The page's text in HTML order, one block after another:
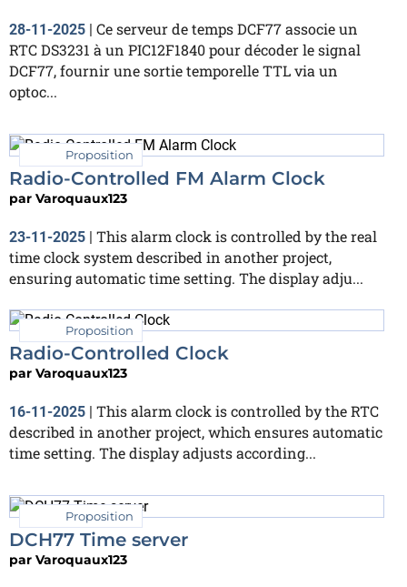
28-11-2025 | Ce serveur de temps DCF77 associe un
RTC DS3231 à un PIC12F1840 pour décoder le signal
DCF77, fournir une sortie temporelle TTL via un
optoc...
Proposition
Radio-Controlled FM Alarm Clock
par Varoquaux123
23-11-2025 | This alarm clock is controlled by the real
time clock system described in another project,
ensuring automatic time setting. The display adju...
Proposition
Radio-Controlled Clock
par Varoquaux123
16-11-2025
This alarm clock is controlled by the RTC
described in another project, which ensures automatic
time setting. The display adjusts according...
Proposition
DCH77 Time server
par Varoquaux123